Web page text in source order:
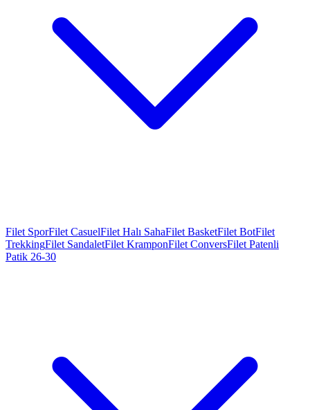
Filet SporFilet CasuelFilet Halı SahaFilet BasketFilet BotFilet
TrekkingFilet SandaletFilet KramponFilet ConversFilet Patenli
Patik 26-30